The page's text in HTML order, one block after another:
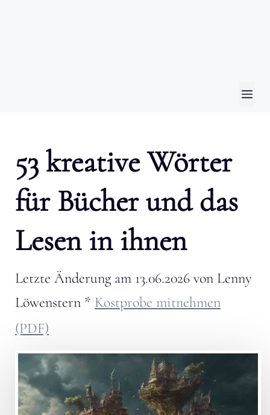
53 kreative Wörter
für Bücher und das
Lesen in ihnen
Letzte Änderung am 13.06.2026 von Lenny
Löwenstern * Kostprobe mitnehmen
(PDF)